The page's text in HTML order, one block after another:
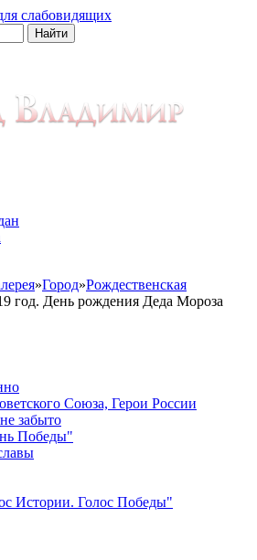
слабовидящих
»Город»Рождественская
год. День рождения Деда Мороза
Союза, Герои России
забыто
Победы"
Истории. Голос Победы"